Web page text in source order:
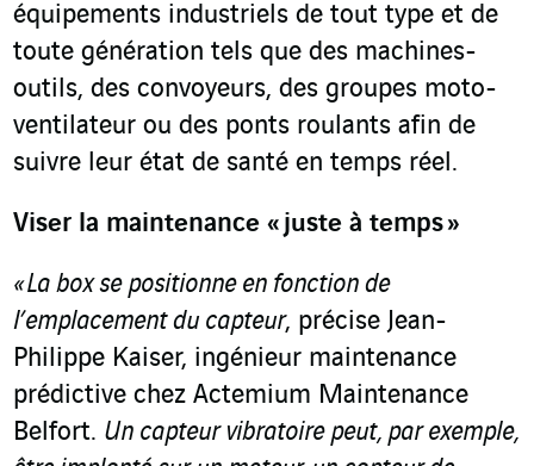
équipements industriels de tout type et de
toute génération tels que des machines-
outils, des convoyeurs, des groupes moto-
ventilateur ou des ponts roulants afin de
suivre leur état de santé en temps réel.
Viser la maintenance « juste à temps »
« La box se positionne en fonction de
l’emplacement du capteur, précise Jean-
Philippe Kaiser, ingénieur maintenance
prédictive chez Actemium Maintenance
Belfort. Un capteur vibratoire peut, par exemple,